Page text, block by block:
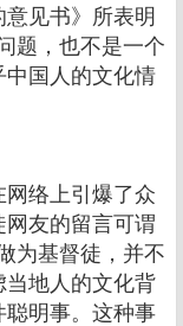
见书》所表明
题，也不是一个
国人的文化情
络上引爆了众
友的留言可谓
为基督徒，并不
地人的文化背
明事。这种事